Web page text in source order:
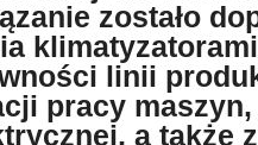
zostało
linii
pracy
a także